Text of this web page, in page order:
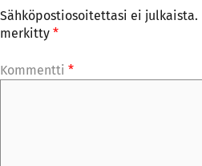
Sähköpostiosoitettasi ei julkaista.
merkitty *
Kommentti *